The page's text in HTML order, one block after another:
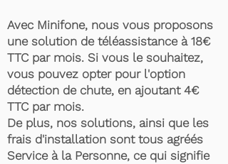
Avec Minifone, nous vous proposons
une solution de téléassistance à 18€
TTC par mois. Si vous le souhaitez,
vous pouvez opter pour l'option
détection de chute, en ajoutant 4€
TTC par mois.
De plus, nos solutions, ainsi que les
frais d'installation sont tous agréés
Service à la Personne, ce qui signifie